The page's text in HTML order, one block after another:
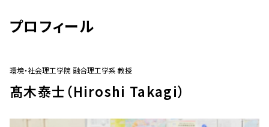
プロフィール
髙木泰士（Hiroshi Takagi）
環境・社会理工学院 融合理工学系 教授